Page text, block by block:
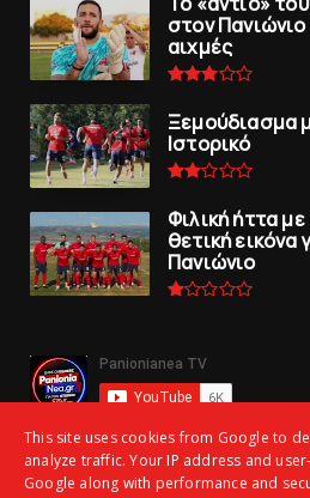
στον Πανιώνιο
αιχμές
Ξεμούδιασμα
Iστορικό
Φιλική ήττα
θετική εικόνα
Πανιώνιo
This site uses cookies from Google to
analyze traffic. Your IP address and
Google along with performance and